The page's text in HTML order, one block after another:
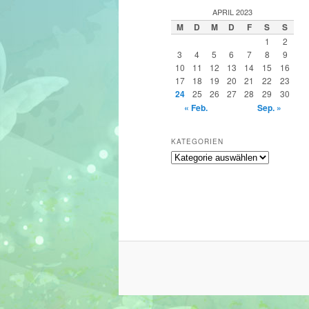
e
n
APRIL 2023
M D M D F S S
1
2
3
4 5 6 7 8
9
10
11 12 13 14 15
16
17
18 19 20 21 22 23
24 25 26 27 28 29 30
« Feb. Sep. »
KATEGORIEN
Kategorien